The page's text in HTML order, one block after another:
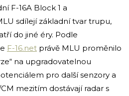
F-16A Block 1 a
sdílejí základní tvar trupu,
do jiné éry. Podle
F-16.net právě MLU proměnilo
na upgradovatelnou
pro další senzory a
mezitím dostávají radar s